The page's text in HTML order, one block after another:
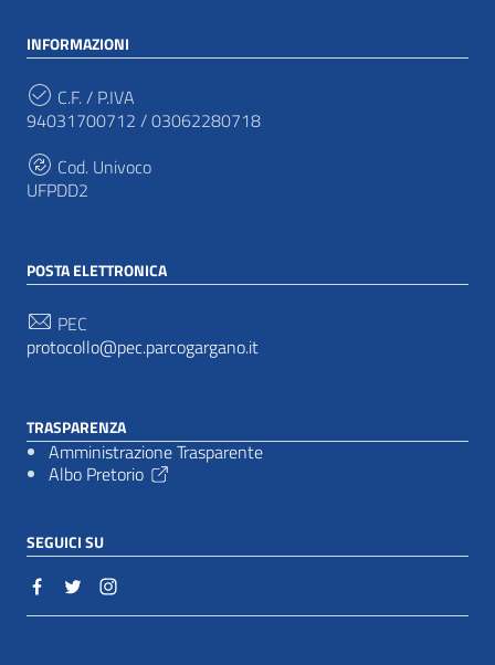
INFORMAZIONI
C.F. / P.IVA
94031700712 / 03062280718
Cod. Univoco
UFPDD2
POSTA ELETTRONICA
PEC
protocollo@pec.parcogargano.it
TRASPARENZA
Amministrazione Trasparente
Albo Pretorio
SEGUICI SU